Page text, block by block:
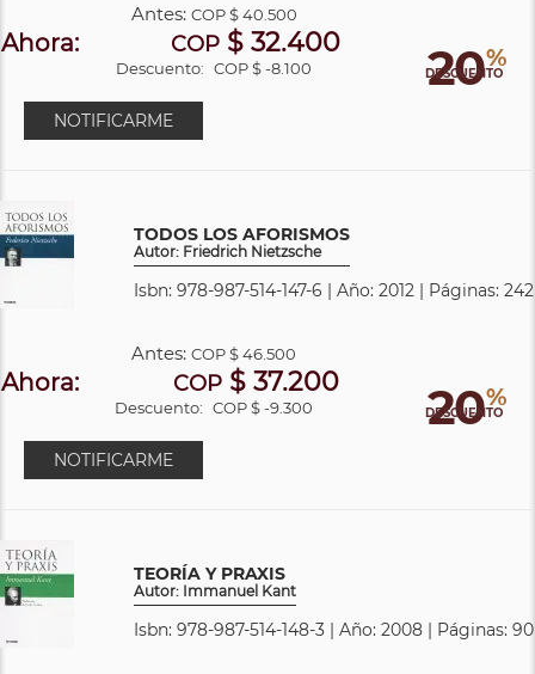
20%
DESCUENTO
Antes: COP$ 40.500
Ahora: COP $ 32.400
Descuento: COP $ -8.100
NOTIFICARME
TODOS LOS AFORISMOS
Autor: Friedrich Nietzsche
Isbn: 978-987-514-147-6 | Año: 2012 | Páginas: 242
20%
DESCUENTO
Antes:COP$ 46.500
Ahora: COP$ 37.200
Descuento: COP $ -9.300
NOTIFICARME
TEORÍA Y PRAXIS
Autor: Immanuel Kant
Isbn: 978-987-514-148-3 | Año: 2008 | Páginas: 90